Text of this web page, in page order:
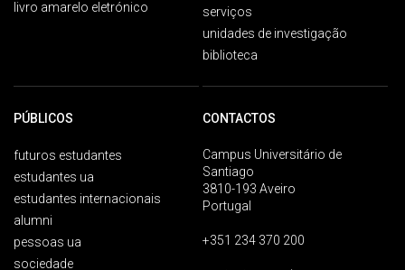
livro amarelo eletrónico
serviços
unidades de investigação
biblioteca
PÚBLICOS
futuros estudantes
estudantes ua
estudantes internacionais
alumni
pessoas ua
sociedade
CONTACTOS
Campus Universitário de
Santiago
3810-193 Aveiro
Portugal
+351 234 370 200